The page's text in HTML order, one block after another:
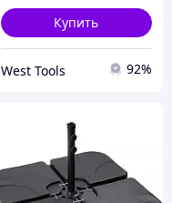
Купить
West Tools 92%